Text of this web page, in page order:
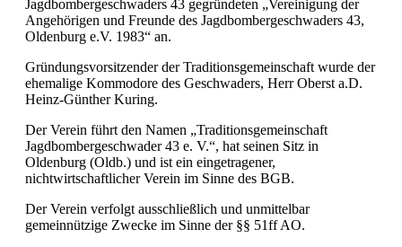
Jagdbombergeschwaders 43 gegründeten „Vereinigung der
Angehörigen und Freunde des Jagdbombergeschwaders 43,
Oldenburg e.V. 1983“ an.
Gründungsvorsitzender der Traditionsgemeinschaft wurde der
ehemalige Kommodore des Geschwaders, Herr Oberst a.D.
Heinz-Günther Kuring.
Der Verein führt den Namen „Traditionsgemeinschaft
Jagdbombergeschwader 43 e. V.“, hat seinen Sitz in
Oldenburg (Oldb.) und ist ein eingetragener,
nichtwirtschaftlicher Verein im Sinne des BGB.
Der Verein verfolgt ausschließlich und unmittelbar
gemeinnützige Zwecke im Sinne der §§ 51ff AO.